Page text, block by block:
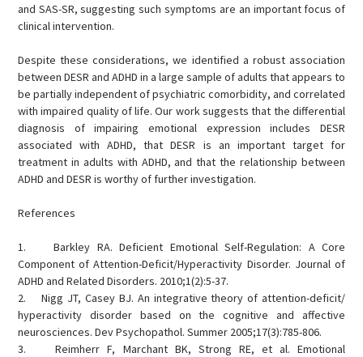
and SAS-SR, suggesting such symptoms are an important focus of
clinical intervention.
Despite these considerations, we identified a robust association
between DESR and ADHD in a large sample of adults that appears to
be partially independent of psychiatric comorbidity, and correlated
with impaired quality of life. Our work suggests that the differential
diagnosis of impairing emotional expression includes DESR
associated with ADHD, that DESR is an important target for
treatment in adults with ADHD, and that the relationship between
ADHD and DESR is worthy of further investigation.
References
1. Barkley RA. Deficient Emotional Self-Regulation: A Core
Component of Attention-Deficit/Hyperactivity Disorder. Journal of
ADHD and Related Disorders. 2010;1(2):5-37.
2. Nigg JT, Casey BJ. An integrative theory of attention-deficit/
hyperactivity disorder based on the cognitive and affective
neurosciences. Dev Psychopathol. Summer 2005;17(3):785-806.
3. Reimherr F, Marchant BK, Strong RE, et al. Emotional